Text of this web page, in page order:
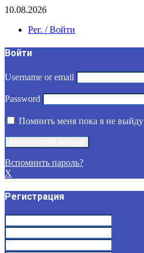
10.08.2026
Рег. / Войти
Войти
Username or email
Password
Помнить меня пока я не выйду
Вспомнить пароль?
X
Регистрация